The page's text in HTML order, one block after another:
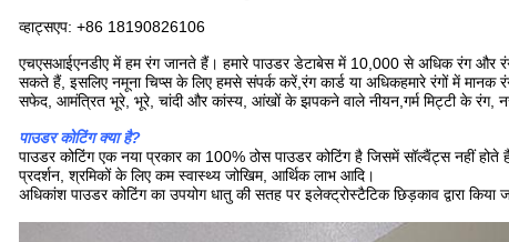
व्हाट्सएप: +86 18190826106
एचएसआईएनडीए में हम रंग जानते हैं। हमारे पाउडर डेटाबेस में 10,000 से अधिक रंग और
सकते हैं, इसलिए नमूना चिप्स के लिए हमसे संपर्क करें,रंग कार्ड या अधिकहमारे रंगों में
सफेद, आमंत्रित भूरे, भूरे, चांदी और कांस्य, आंखों के झपकने वाले नीयन,गर्म मिट्टी के रंग,
पाउडर कोटिंग क्या है?
पाउडर कोटिंग एक नया प्रकार का 100% ठोस पाउडर कोटिंग है जिसमें सॉल्वैंट्स नहीं
प्रदर्शन, श्रमिकों के लिए कम स्वास्थ्य जोखिम, आर्थिक लाभ आदि।
अधिकांश पाउडर कोटिंग का उपयोग धातु की सतह पर इलेक्ट्रोस्टैटिक छिड़काव द्वारा